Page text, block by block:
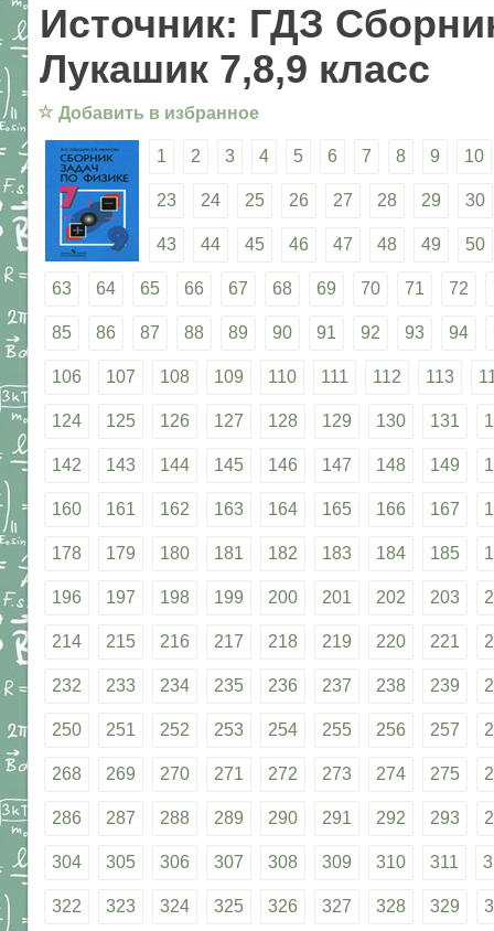
Источник: ГДЗ
Лукашик 7,8,9 класс
☆ Добавить в избранное
1 2 3 4 5 6 7 8 9 10
23 24 25 26 27 28 29 30
43 44 45 46 47 48 49 50
63 64 65 66 67 68 69 70 71 72
85 86 87 88 89 90 91 92 93 94
106 107 108 109 110 111 112 113
124 125 126 127 128 129 130 131
142 143 144 145 146 147 148 149
160 161 162 163 164 165 166 167
178 179 180 181 182 183 184 185
196 197 198 199 200 201 202 203
214 215 216 217 218 219 220 221
232 233 234 235 236 237 238 239
250 251 252 253 254 255 256 257
268 269 270 271 272 273 274 275
286 287 288 289 290 291 292 293
304 305 306 307 308 309 310 311
322 323 324 325 326 327 328 329